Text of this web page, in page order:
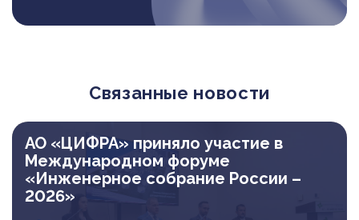
Связанные новости
АО «ЦИФРА» приняло участие в
Международном форуме
«Инженерное собрание России –
2026»